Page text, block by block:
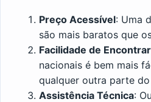
Preço Acessível: Uma
são mais baratos que
Facilidade de
nacionais é bem mais
qualquer outra parte
Assistência Técnica: